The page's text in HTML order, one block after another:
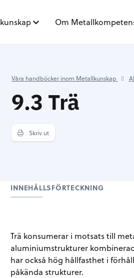
Om
Våra handböcker inom Metallkunskap
9.3 Trä
Skriv ut
INNEHÅLLSFÖRTECKNING
Trä konsumerar i motsats till
aluminiumstrukturer
har också hög hållfasthet i
påkända strukturer.